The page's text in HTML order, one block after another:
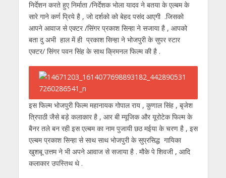
निर्देशन करते हुए निर्माता /निर्देशक भोला यादव ने बतया के एल्बम के
सारे गाने कर्ण प्रिये है , जो दर्शको को बेहद पसंद आएगी .जिसको
आपने आवाज से एक्टर /सिंगर प्रकाश सिन्हा ने सजाया है , आपको
बता दु अभी हाल में ही प्रकाश सिन्हा ने भोजपुरी के सुपर स्टार
एक्टर/ सिंगर पवन सिंह के साथ क्रिमनल फिल्म की है .
इस फिल्म भोजपुरी फिल्म महानायक गोपाल राय , कुणाल सिंह , बृजेश
त्रिपाठी जैसे बड़े कलाकार है , आर बी म्यूजिक और यूरोटेक फिल्म के
बैनर तले बन रही इस एल्बम का नाम पुजायी छठ मईया के चरण है , इस
एल्बम प्रकाश सिन्हा से साथ साथ भोजपुरी के सुप्रसिद्ध गायिका
खुशबू उत्तम ने भी अपने आवाज से सजाया है . मौके पे शिवजी , आदि
कलाकार उपस्तिथ थे .